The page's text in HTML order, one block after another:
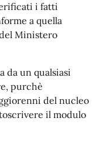
i fatti
a quella
Ministero
da un qualsiasi
purchè
del nucleo
il modulo